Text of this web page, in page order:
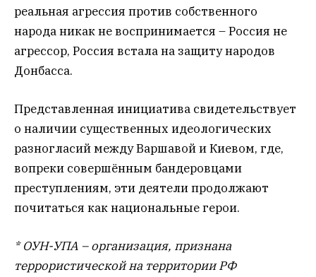
реальная агрессия против собственного
народа никак не воспринимается – Россия не
агрессор, Россия встала на защиту народов
Донбасса.
Представленная инициатива свидетельствует
о наличии существенных идеологических
разногласий между Варшавой и Киевом, где,
вопреки совершённым бандеровцами
преступлениям, эти деятели продолжают
почитаться как национальные герои.
* ОУН-УПА – организация, признана
террористической на территории РФ